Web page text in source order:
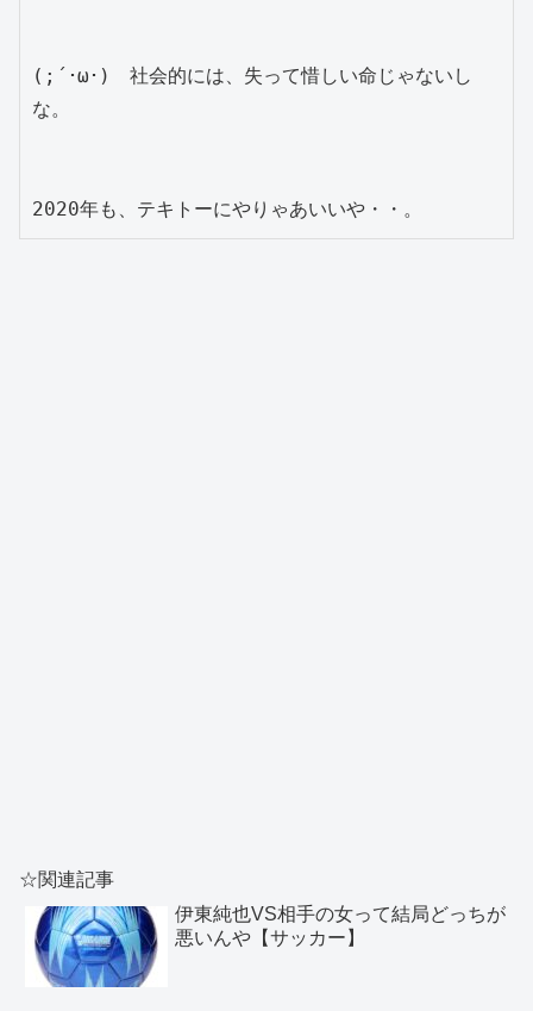
(;´･ω･)　社会的には、失って惜しい命じゃないし
な。
☆関連記事
伊東純也VS相手の女って結局どっちが
悪いんや【サッカー】